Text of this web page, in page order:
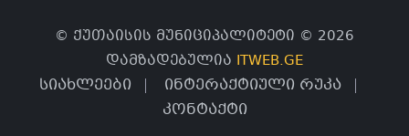
© ქუთაისის მუნიციპალიტეტი © 2026
დამზადებულია ITWEB.GE
სიახლეები
ინტერაქტიული რუკა
კონტაქტი